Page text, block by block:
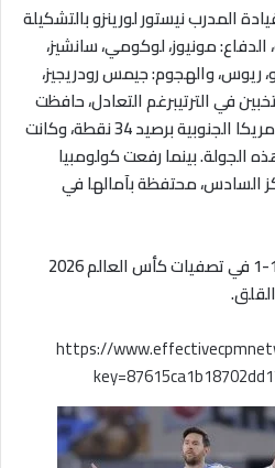
المدرب نيستور لورينزو بالتشكيلة
الدفاع: مونيوز، لوكومي، سانشيز،
ريوس، والهجوم: جيمس رودريجيز،
في الترتيبرغم التعادل، حافظت
الأرجنتين على صدارة تصفيات أمريكا الجنوبية برصيد 34 نقطة، وكانت
الجولة. بينما رفعت كولومبيا
في المركز السادس، محتفظة بآمالها في
تعادل الأرجنتين ضد كولومبيا 1-1 في تصفيات كأس العالم 2026
https://